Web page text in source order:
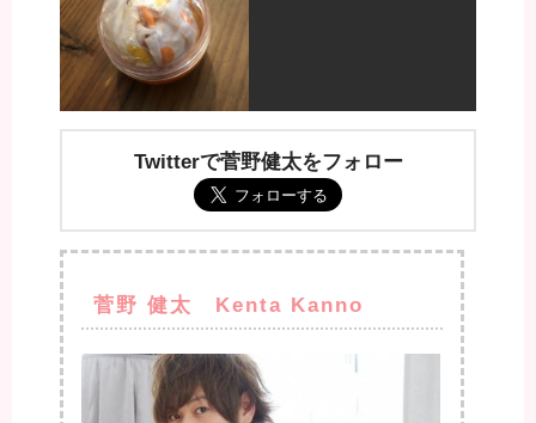
Twitterで菅野健太をフォロー
菅野 健太 Kenta Kanno